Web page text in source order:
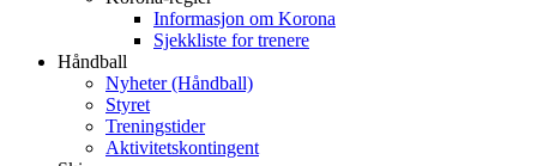
Informasjon om Korona
Sjekkliste for trenere
Håndball
Nyheter (Håndball)
Styret
Treningstider
Aktivitetskontingent